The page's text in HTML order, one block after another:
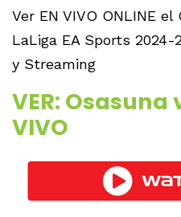
Ver EN VIVO ONLINE
LaLiga EA Sports 2024-
y Streaming
VER: Osasuna
VIVO